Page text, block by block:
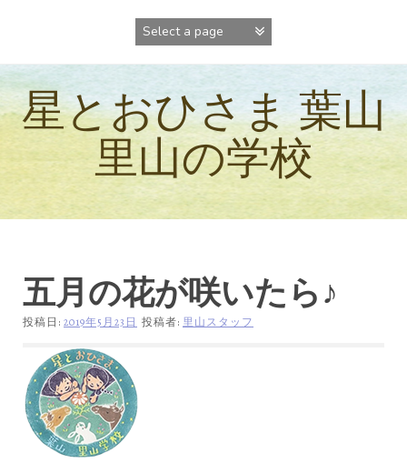
ン
ツ
ス
プ
星とおひさま 葉山
里山の学校
五月の花が咲いたら♪
投稿日: 2019年5月23日 投稿者: 里山スタッフ